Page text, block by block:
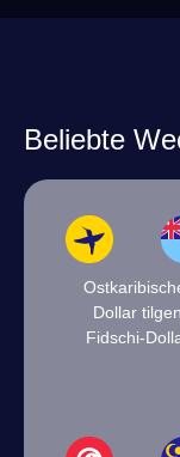
Beliebte
Dollar tilgen
Fidschi-